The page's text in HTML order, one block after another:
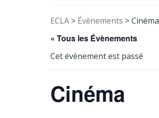
ECLA > Évènements >Cinéma
« Tous les Évènements
Cet évènement est passé
Cinéma